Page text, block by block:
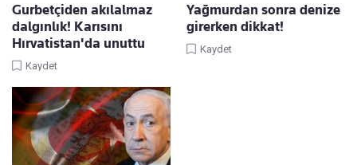
Gurbetçiden akılalmaz
dalgınlık! Karısını
Hırvatistan'da unuttu
Kaydet
Yağmurdan sonra denize
girerken dikkat!
Kaydet